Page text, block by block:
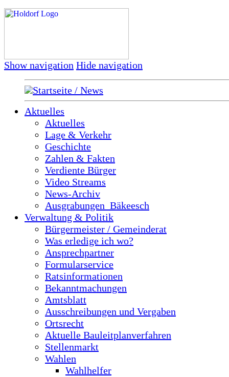
Show navigation Hide navigation
Startseite / News
Aktuelles
Aktuelles
Lage & Verkehr
Geschichte
Zahlen & Fakten
Verdiente Bürger
Video Streams
News-Archiv
Ausgrabungen_Bäkeesch
Verwaltung & Politik
Bürgermeister / Gemeinderat
Was erledige ich wo?
Ansprechpartner
Formularservice
Ratsinformationen
Bekanntmachungen
Amtsblatt
Ausschreibungen und Vergaben
Ortsrecht
Aktuelle Bauleitplanverfahren
Stellenmarkt
Wahlen
Wahlhelfer